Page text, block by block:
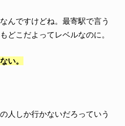
んですけどね。最寄駅で言う
どこだよってレベルなのに。
い。
人しか行かないだろっていう